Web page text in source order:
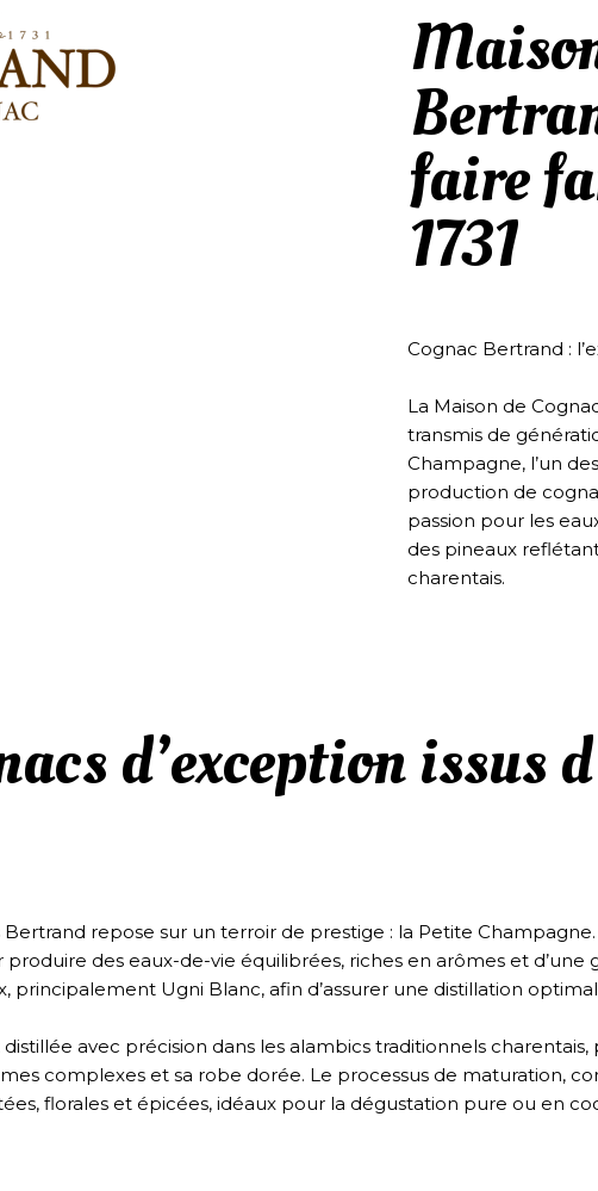
faire
1731
Cognac Bertrand :
La Maison de
transmis de
Champagne, l’un
production de
passion pour les
des pineaux
charentais.
d’exception issus
repose sur un terroir de prestige : la Petite Champagne.
des eaux-de-vie équilibrées, riches en arômes et d’une
principalement Ugni Blanc, afin d’assurer une distillation
avec précision dans les alambics traditionnels
complexes et sa robe dorée. Le processus de maturation,
florales et épicées, idéaux pour la dégustation pure ou en